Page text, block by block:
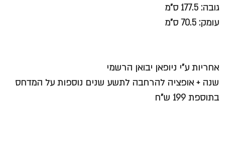
גובה: 177.5 ס"מ
עומק: 70.5 ס"מ
אחריות ע"י ניופאן יבואן הרשמי
שנה + אופציה להרחבה לתשע שנים נוספות על המדחס
בתוספת 199 ש"ח